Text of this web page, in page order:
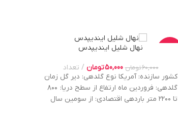
نهال شلیل ایندیپدس
60,000تومان 50,000تومان
تعداد
کشور سازنده: آمریکا نوع گلدهی: دیر گل زمان
گلدهی: فروردین ماه ارتفاع از سطح دریا: ۸۰۰
تا ۲۲۰۰ متر باردهی اقتصادی: از سومین سال